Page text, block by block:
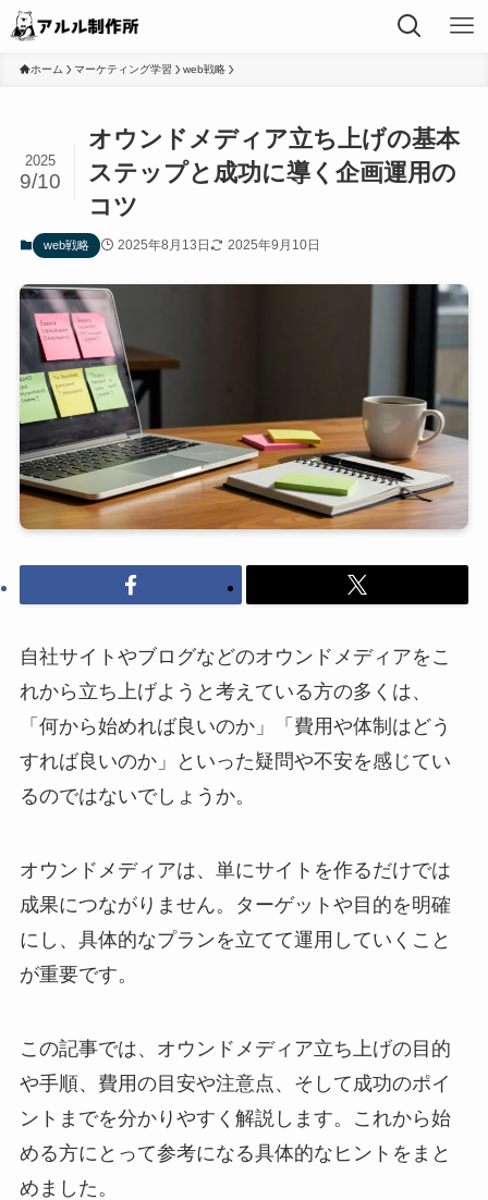
ホーム マーケティング学習 web戦略
オウンドメディア立ち上げの基本
ステップと成功に導く企画運用の
コツ
2025
9/10
web戦略 2025年8月13日 2025年9月10日
自社サイトやブログなどのオウンドメディアをこ
れから立ち上げようと考えている方の多くは、
「何から始めれば良いのか」「費用や体制はどう
すれば良いのか」といった疑問や不安を感じてい
るのではないでしょうか。
オウンドメディアは、単にサイトを作るだけでは
成果につながりません。ターゲットや目的を明確
にし、具体的なプランを立てて運用していくこと
が重要です。
この記事では、オウンドメディア立ち上げの目的
や手順、費用の目安や注意点、そして成功のポイ
ントまでを分かりやすく解説します。これから始
める方にとって参考になる具体的なヒントをまと
めました。